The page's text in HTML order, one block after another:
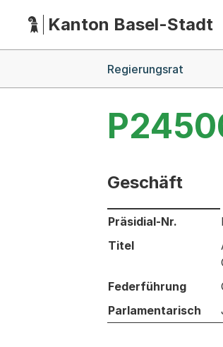
HauptnavigationKanton Basel-Stadt
Regierungsrat
Geschäft
Informationen zum
Präsidial-Nr.
Titel
Federführung
Parlamentarisch